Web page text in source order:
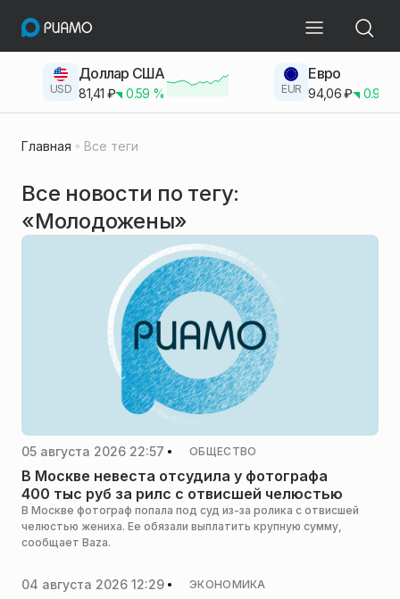
USD
Доллар США
81,41 ₽ 0.59 % EUR
Евро
94,06₽ 0.93
Главная Все теги
Все новости по тегу:
«Молодожены»
05 августа 2026 22:57 ОБЩЕСТВО
В Москве невеста отсудила у фотографа
400 тыс руб за рилс с отвисшей челюстью
В Москве фотограф попала под суд из-за ролика с отвисшей
челюстью жениха. Ее обязали выплатить крупную сумму,
сообщает Baza.
04 августа 2026 12:29 ЭКОНОМИКА